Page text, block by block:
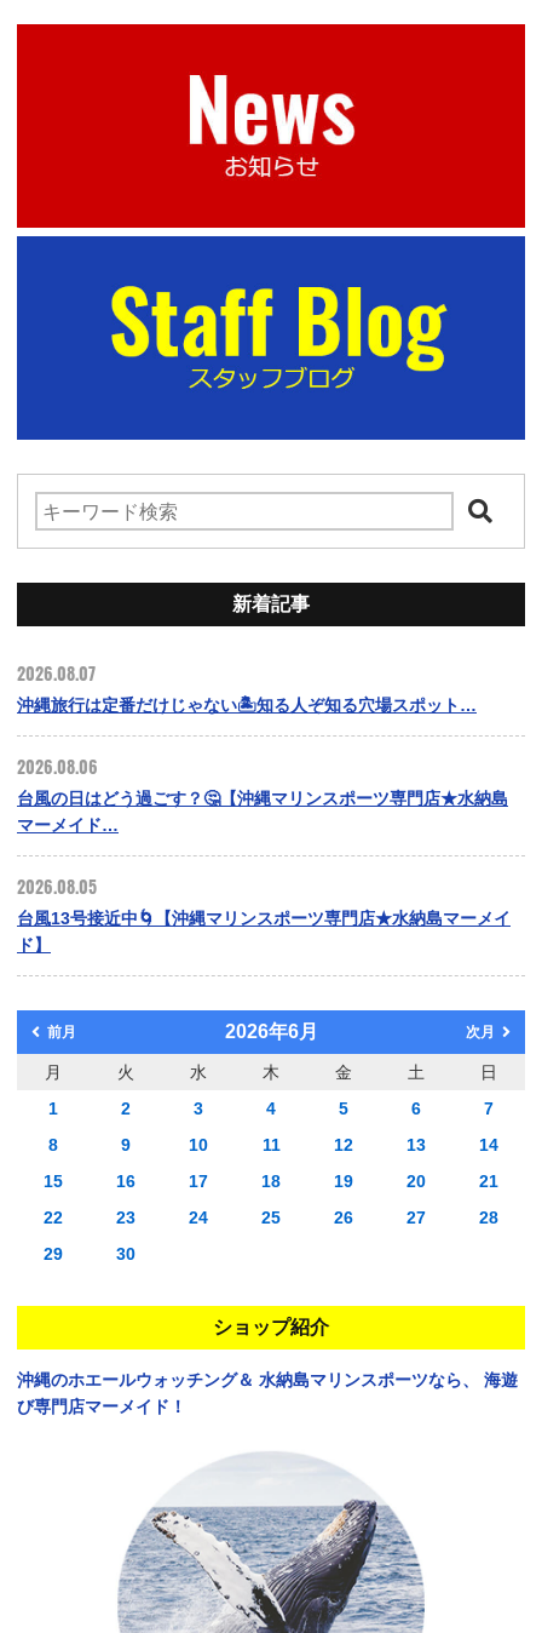
新着記事
2026.08.07
沖縄旅行は定番だけじゃない🏝️知る人ぞ知る穴場スポット…
2026.08.06
台風の日はどう過ごす？🤔【沖縄マリンスポーツ専門店★水納島
マーメイド…
2026.08.05
台風13号接近中🌀【沖縄マリンスポーツ専門店★水納島マーメイ
ド】
前月 2026年6月 次月
月 火 水 木 金 土
日
1
2 3 4 5 6
7
8
9 10 11 12 13
14
15
16 17 18 19 20
21
22
23 24 25 26 27
28
29
30
ショップ紹介
沖縄のホエールウォッチング＆ 水納島マリンスポーツなら、
海遊
び専門店マーメイド！